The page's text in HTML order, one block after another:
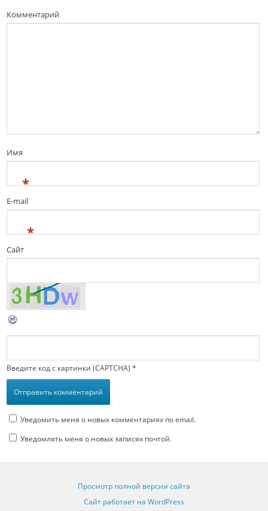
Комментарий
Имя
*
E-mail
*
Сайт
Введите код с картинки (CAPTCHA) *
Уведомить меня о новых комментариях по email.
Уведомлять меня о новых записях почтой.
Просмотр полной версии сайта
Сайт работает на WordPress